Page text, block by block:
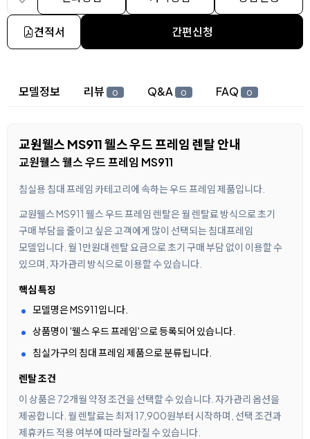
견적서 간편신청
상세 정보
모델정보 리뷰 0 Q&A 0 FAQ 0
교원웰스 MS911 웰스 우드 프레임 렌탈 안내
교원웰스 웰스 우드 프레임 MS911
침실용 침대 프레임 카테고리에 속하는 우드 프레임 제품입니다.
교원웰스 MS911 웰스 우드 프레임 렌탈은 월 렌탈료 방식으로 초기
구매 부담을 줄이고 싶은 고객에게 많이 선택되는 침대프레임
모델입니다. 월 1만원대 렌탈 요금으로 초기 구매 부담 없이 이용할 수
있으며, 자가관리 방식으로 이용할 수 있습니다.
핵심 특징
모델명은 MS911입니다.
상품명이 '웰스 우드 프레임'으로 등록되어 있습니다.
침실가구의 침대 프레임 제품으로 분류됩니다.
렌탈 조건
이 상품은 72개월 약정 조건을 선택할 수 있습니다. 자가관리 옵션을
제공합니다. 월 렌탈료는 최저 17,900원부터 시작하며, 선택 조건과
제휴카드 적용 여부에 따라 달라질 수 있습니다.